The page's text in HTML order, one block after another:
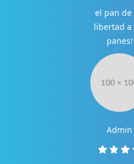
el pan de
libertad a
panes!
Admin